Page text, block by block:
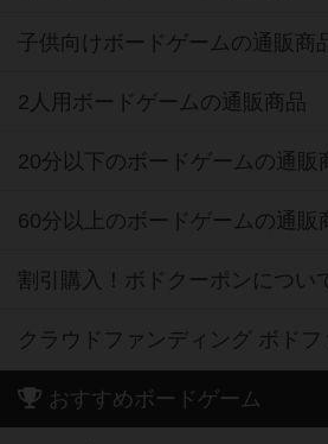
子供向けボードゲームの通販商
2人用ボードゲームの通販商品
20分以下のボードゲームの通販
60分以上のボードゲームの通販
割引購入！ボドクーポンについ
クラウドファンディング ボドフ
おすすめボードゲーム